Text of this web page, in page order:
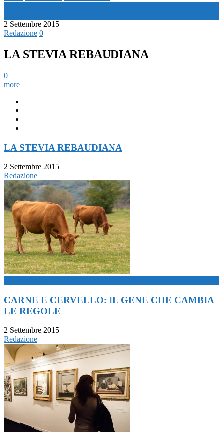
2 Settembre 2015
Redazione 0
LA STEVIA REBAUDIANA
0
more
LA STEVIA REBAUDIANA
2 Settembre 2015
Redazione
CARNE E CERVELLO: IL GENE CHE CAMBIA
LE REGOLE
2 Settembre 2015
Redazione